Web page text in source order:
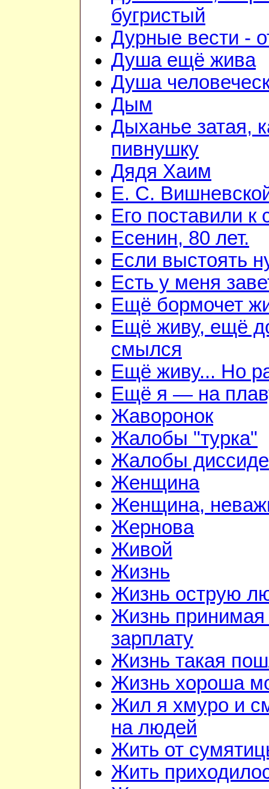
бугристый
Дурные вести -
Душа ещё жива
Душа
Дым
Дыханье затая,
пивнушку
Дядя Хаим
Е. С.
Его поставили к
Есенин, 80 лет.
Если выстоять
Есть у меня
Ещё бормочет
Ещё живу, ещё
смылся
Ещё живу... Но
Ещё я — на
Жаворонок
Жалобы "турка"
Жалобы
Женщина
Женщина,
Жернова
Живой
Жизнь
Жизнь острую
Жизнь
зарплату
Жизнь такая
Жизнь хороша
Жил я хмуро и
на людей
Жить от
Жить